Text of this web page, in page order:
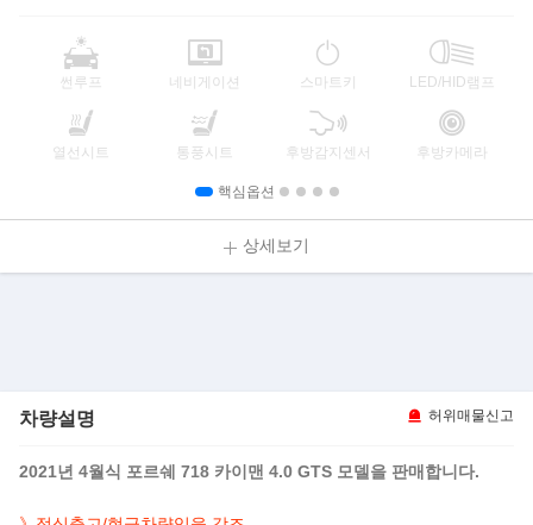
썬루프 네비게이션 스마트키 LED/HID램프
열선시트 통풍시트 후방감지센서 후방카메라
핵심옵션
상세보기
차량설명 허위매물신고
2021년 4월식 포르쉐 718 카이맨 4.0 GTS 모델을 판매합니다.